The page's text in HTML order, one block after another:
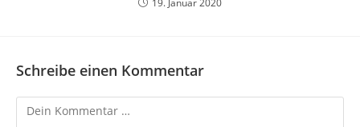
19. Januar 2020
Schreibe einen Kommentar
Kommentar